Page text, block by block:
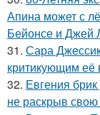
Апина может с
Бейонсе и Джей
31. Сара
критикующим её
32. Евгения
не раскрыв